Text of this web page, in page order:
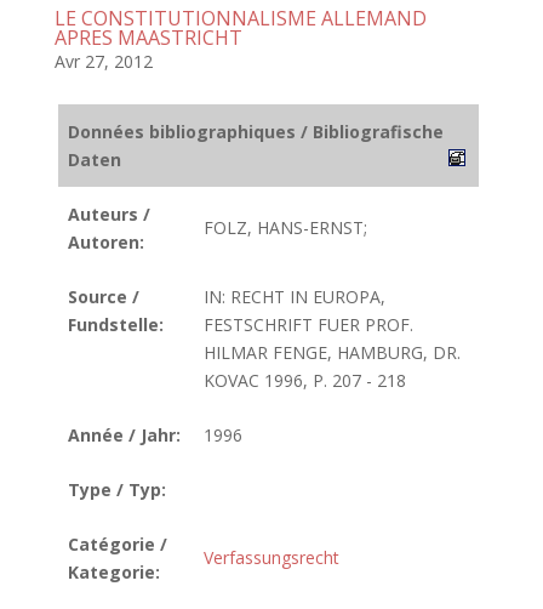
LE CONSTITUTIONNALISME ALLEMAND
APRES MAASTRICHT
Avr 27, 2012
Données bibliographiques / Bibliografische
Daten
Auteurs /
Autoren:
FOLZ, HANS-ERNST;
Source /
Fundstelle:
IN: RECHT IN EUROPA,
FESTSCHRIFT FUER PROF.
HILMAR FENGE, HAMBURG, DR.
KOVAC 1996, P. 207 - 218
Année / Jahr: 1996
Type / Typ:
Catégorie /
Kategorie:
Verfassungsrecht